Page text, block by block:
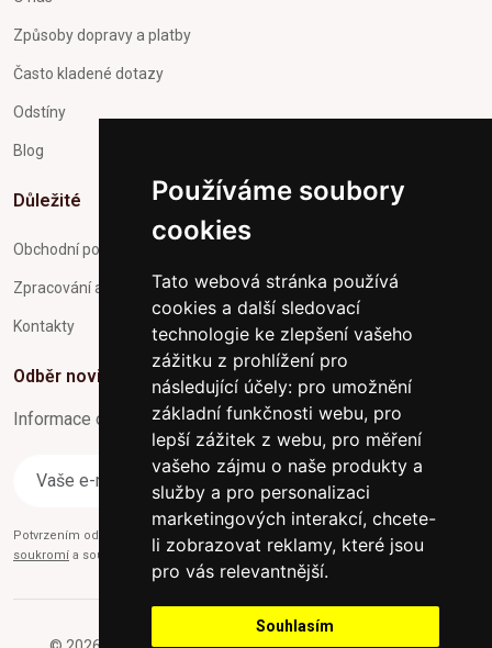
Používáme soubory
cookies
Tato webová stránka používá
cookies a další sledovací
technologie ke zlepšení vašeho
zážitku z prohlížení pro
následující účely: pro umožnění
základní funkčnosti webu, pro
lepší zážitek z webu, pro měření
vašeho zájmu o naše produkty a
služby a pro personalizaci
marketingových interakcí, chcete-
li zobrazovat reklamy, které jsou
pro vás relevantnější.
Souhlasím
Způsoby dopravy a platby
Často kladené dotazy
Odstíny
Blog
Důležité
Obchodní podmínky
Zpracování a ochrana osobních údajů
Kontakty
Odběr novinek
Informace o Novinkách a užitečné rady max. 1x za týden
Odebírat
Potvrzením odběru současně souhlasíte s našimi podmínkami o
soukromí a současně nám udělujete souhlas se zasíláním obchodních e-mailů.